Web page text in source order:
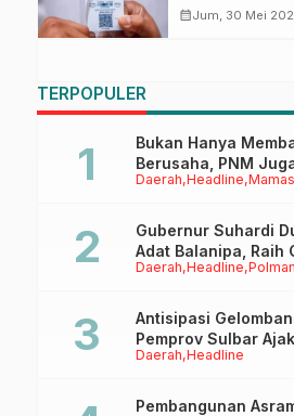
Nusuk
calendar_monthJum, 30 Mei
TERPOPULER
Daerah Headline
Bukan Hanya
Berusaha, PNM
Anaknya Untuk
Daerah Headline Polman
Gubernur Suhardi
Adat Balanipa, Raih
Tappidena
Daerah Headline
Antisipasi
Pemprov Sulbar
Ruang Digital
Pembangunan